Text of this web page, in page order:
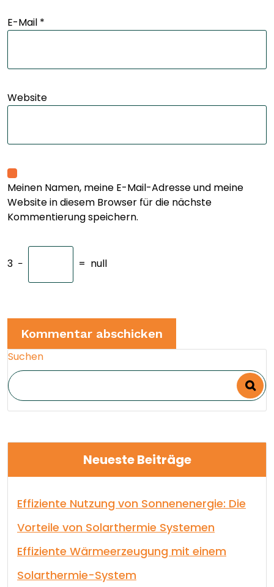
E-Mail *
Website
Meinen Namen, meine E-Mail-Adresse und meine
Website in diesem Browser für die nächste
Kommentierung speichern.
3 − = null
Suchen
Neueste Beiträge
Effiziente Nutzung von Sonnenenergie: Die
Vorteile von Solarthermie Systemen
Effiziente Wärmeerzeugung mit einem
Solarthermie-System